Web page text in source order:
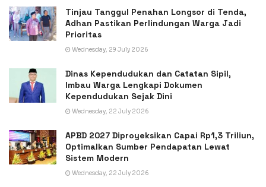
Tinjau Tanggul Penahan Longsor di Tenda,
Adhan Pastikan Perlindungan Warga Jadi
Prioritas
Wednesday, 29 July 2026
Dinas Kependudukan dan Catatan Sipil,
Imbau Warga Lengkapi Dokumen
Kependudukan Sejak Dini
Wednesday, 22 July 2026
APBD 2027 Diproyeksikan Capai Rp1,3 Triliun,
Optimalkan Sumber Pendapatan Lewat
Sistem Modern
Wednesday, 22 July 2026